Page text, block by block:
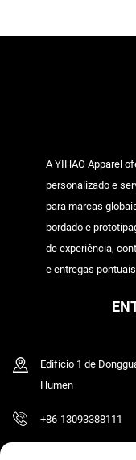
A YIHAO Apparel
personalizado e
para marcas
bordado e
de experiência,
e entregas
Edifício 1 de
Humen
+86-13093388111